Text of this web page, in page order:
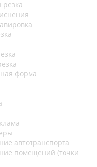
резка
форма
автотранспорта
помещений (точки